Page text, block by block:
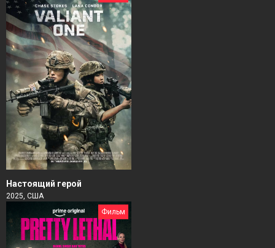
Настоящий герой
2025, США
Фильм